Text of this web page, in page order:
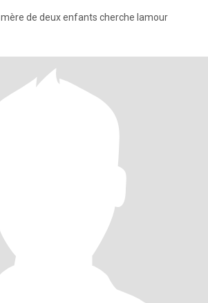
de deux enfants cherche lamour